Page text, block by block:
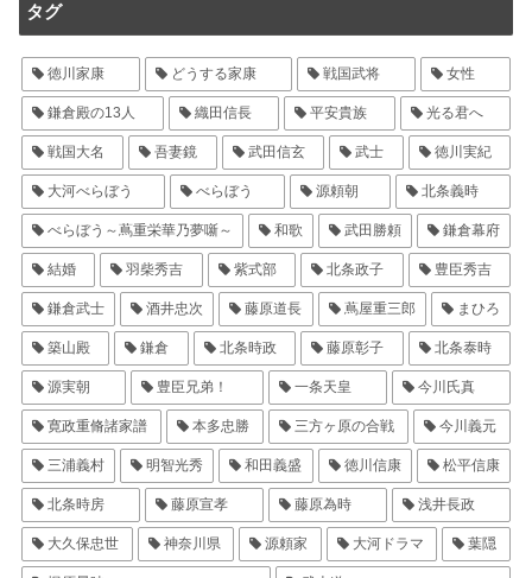
タグ
徳川家康 どうする家康 戦国武将 女性
鎌倉殿の13人 織田信長 平安貴族 光る君へ
戦国大名 吾妻鏡 武田信玄 武士 徳川実紀
大河べらぼう べらぼう 源頼朝 北条義時
べらぼう～蔦重栄華乃夢噺～ 和歌 武田勝頼 鎌倉幕府
結婚 羽柴秀吉 紫式部 北条政子 豊臣秀吉
鎌倉武士 酒井忠次 藤原道長 蔦屋重三郎 まひろ
築山殿 鎌倉 北条時政 藤原彰子 北条泰時
源実朝 豊臣兄弟！ 一条天皇 今川氏真
寛政重脩諸家譜 本多忠勝 三方ヶ原の合戦 今川義元
三浦義村 明智光秀 和田義盛 徳川信康 松平信康
北条時房 藤原宣孝 藤原為時 浅井長政
大久保忠世 神奈川県 源頼家 大河ドラマ 葉隠